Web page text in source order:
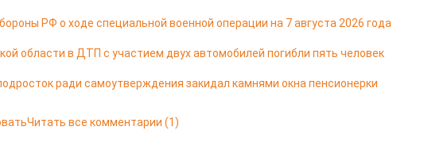
РФ о ходе специальной военной операции на 7 августа 2026 года
области в ДТП с участием двух автомобилей погибли пять человек
ради самоутверждения закидал камнями окна пенсионерки
Читать все комментарии (1)